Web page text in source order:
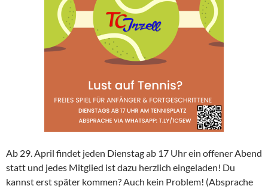
Ab 29. April findet jeden Dienstag ab 17 Uhr ein offener Abend
statt und jedes Mitglied ist dazu herzlich eingeladen! Du
kannst erst später kommen? Auch kein Problem! (Absprache